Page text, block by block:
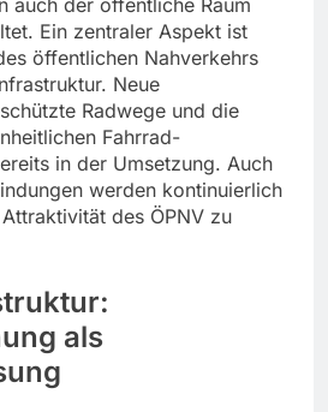
Ein zentraler Aspekt ist
öffentlichen Nahverkehrs
Neue
Radwege und die
Fahrrad-
in der Umsetzung. Auch
werden kontinuierlich
des ÖPNV zu
als